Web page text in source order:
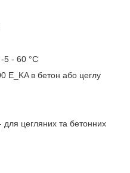
-5 - 60 °C
E_KA в бетон або цеглу
для цегляних та бетонних